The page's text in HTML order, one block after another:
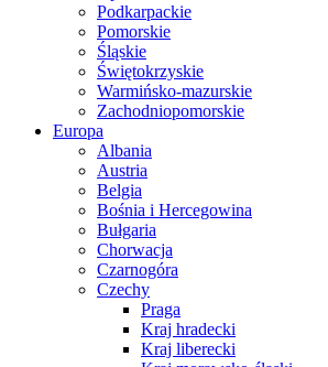
Podkarpackie
Pomorskie
Śląskie
Świętokrzyskie
Warmińsko-mazurskie
Zachodniopomorskie
Europa
Albania
Austria
Belgia
Bośnia i Hercegowina
Bułgaria
Chorwacja
Czarnogóra
Czechy
Praga
Kraj hradecki
Kraj liberecki